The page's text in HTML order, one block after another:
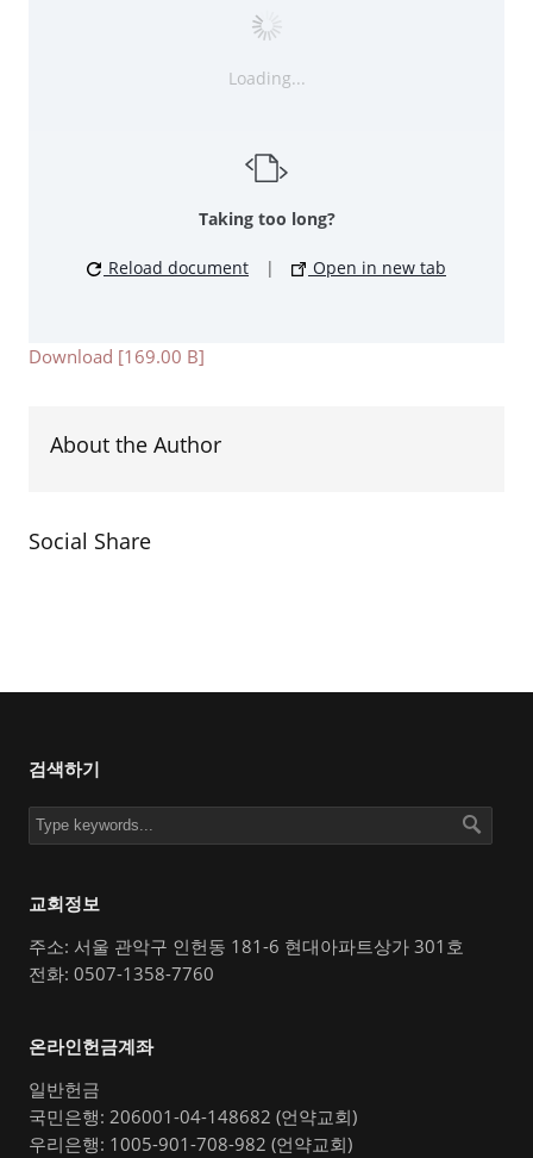
Loading...
Taking too long?
Reload document | Open in new tab
Download [169.00 B]
About the Author
Social Share
검색하기
교회정보
주소: 서울 관악구 인헌동 181-6 현대아파트상가 301호
전화: 0507-1358-7760
온라인헌금계좌
일반헌금
국민은행: 206001-04-148682 (언약교회)
우리은행: 1005-901-708-982 (언약교회)